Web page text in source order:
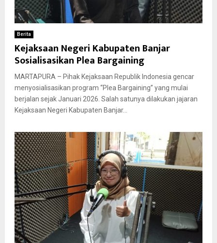
Berita
Kejaksaan Negeri Kabupaten Banjar
Sosialisasikan Plea Bargaining
MARTAPURA – Pihak Kejaksaan Republik Indonesia gencar
menyosialisasikan program “Plea Bargaining” yang mulai
berjalan sejak Januari 2026. Salah satunya dilakukan jajaran
Kejaksaan Negeri Kabupaten Banjar...